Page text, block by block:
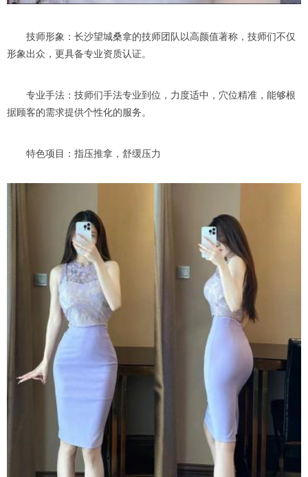
技师形象：长沙望城桑拿的技师团队以高颜值著称，技师们不仅
形象出众，更具备专业资质认证。
专业手法：技师们手法专业到位，力度适中，穴位精准，能够根
据顾客的需求提供个性化的服务。
特色项目：指压推拿，舒缓压力